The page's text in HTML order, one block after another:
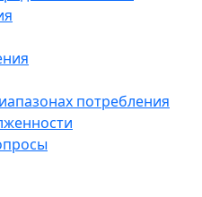
потребления